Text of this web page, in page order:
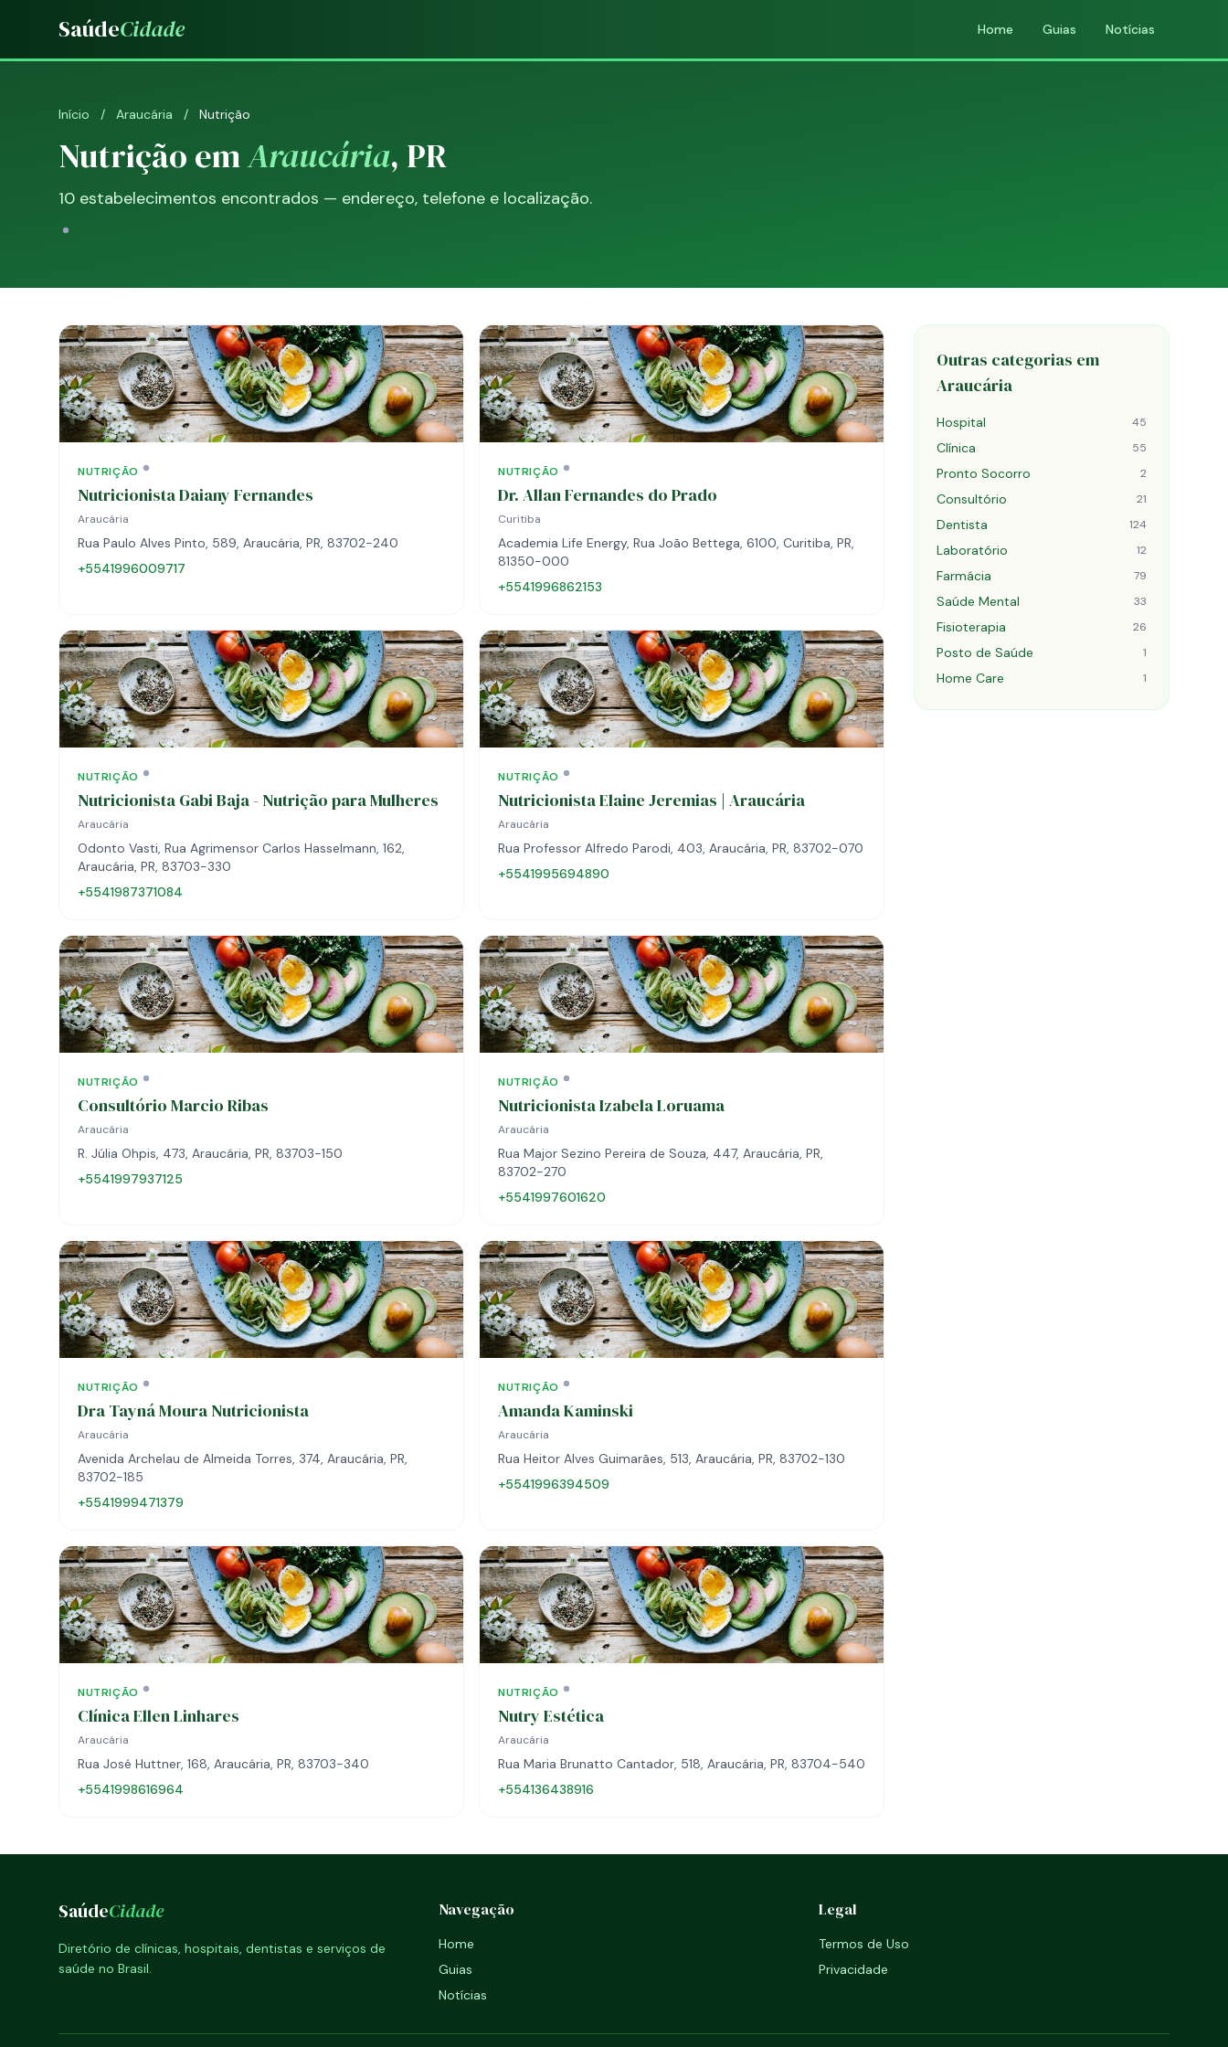
SaúdeCidade Home Guias Notícias
Início / Araucária / Nutrição
Nutrição emAraucária, PR
10 estabelecimentos encontrados — endereço, telefone e localização.
NUTRIÇÃO
Nutricionista Daiany Fernandes
Araucária
Rua Paulo Alves Pinto, 589, Araucária, PR, 83702-240
+5541996009717
NUTRIÇÃO
Dr. Allan Fernandes do Prado
Curitiba
Academia Life Energy, Rua João Bettega, 6100, Curitiba, PR,
81350-000
+5541996862153
NUTRIÇÃO
Nutricionista Gabi Baja - Nutrição para Mulheres
Araucária
Odonto Vasti, Rua Agrimensor Carlos Hasselmann, 162,
Araucária, PR, 83703-330
+5541987371084
NUTRIÇÃO
Nutricionista Elaine Jeremias | Araucária
Araucária
Rua Professor Alfredo Parodi, 403, Araucária, PR, 83702-070
+5541995694890
NUTRIÇÃO
Consultório Marcio Ribas
Araucária
R. Júlia Ohpis, 473, Araucária, PR, 83703-150
+5541997937125
NUTRIÇÃO
Nutricionista Izabela Loruama
Araucária
Rua Major Sezino Pereira de Souza, 447, Araucária, PR,
83702-270
+5541997601620
NUTRIÇÃO
Dra Tayná Moura Nutricionista
Araucária
Avenida Archelau de Almeida Torres, 374, Araucária, PR,
83702-185
+5541999471379
NUTRIÇÃO
Amanda Kaminski
Araucária
Rua Heitor Alves Guimarães, 513, Araucária, PR, 83702-130
+5541996394509
NUTRIÇÃO
Clínica Ellen Linhares
Araucária
Rua José Huttner, 168, Araucária, PR, 83703-340
+5541998616964
NUTRIÇÃO
Nutry Estética
Araucária
Rua Maria Brunatto Cantador, 518, Araucária, PR, 83704-540
+554136438916
Outras categorias em
Araucária
Hospital 45
Clínica 55
Pronto Socorro 2
Consultório 21
Dentista 124
Laboratório 12
Farmácia 79
Saúde Mental 33
Fisioterapia 26
Posto de Saúde 1
Home Care 1
SaúdeCidade
Diretório de clínicas, hospitais, dentistas e serviços de
saúde no Brasil.
Navegação
Home
Guias
Notícias
Legal
Termos de Uso
Privacidade